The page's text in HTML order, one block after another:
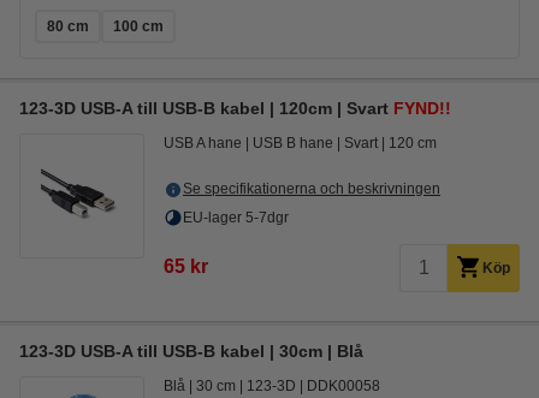
80 cm 100 cm
123-3D USB-A till USB-B kabel | 120cm | Svart FYND!!
USB A hane USB B hane Svart 120 cm
Se specifikationerna och beskrivningen
EU-lager 5-7dgr
65 kr Köp
123-3D USB-A till USB-B kabel | 30cm | Blå
Blå 30 cm 123-3D DDK00058